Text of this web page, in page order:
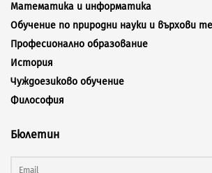
Математика и информатика
Обучение по природни науки и върхови
Професионално образование
История
Чуждоезиково обучение
Философия
Бюлетин